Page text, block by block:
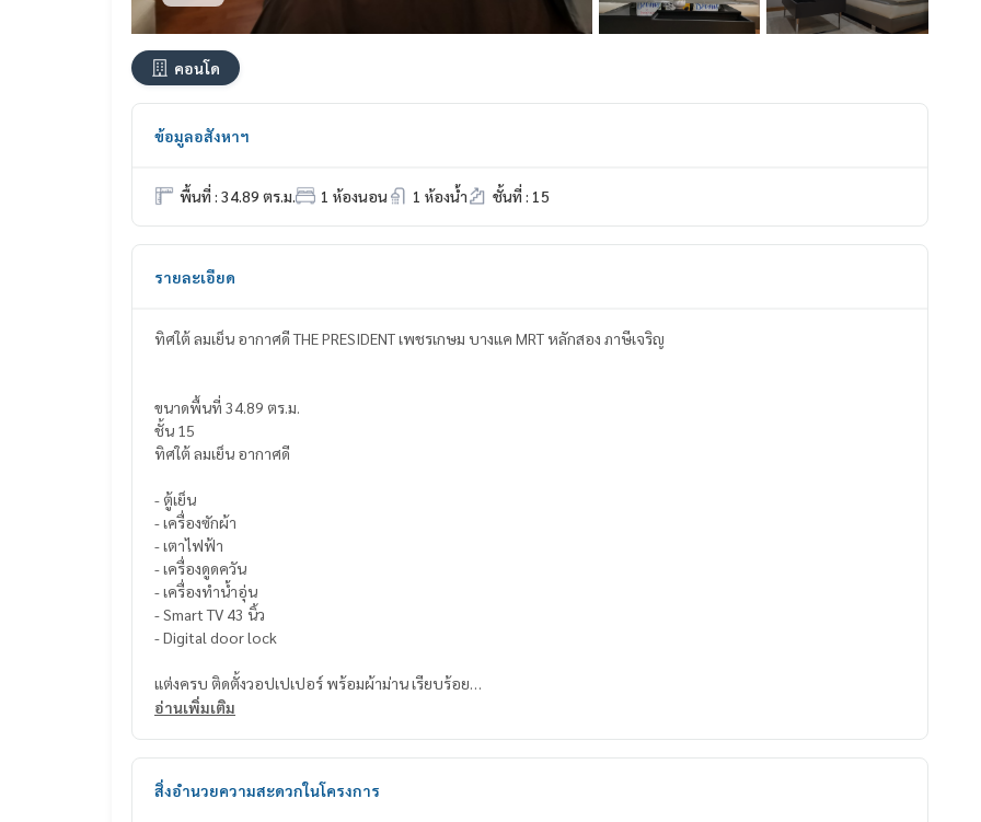
คอนโด
ข้อมูลอสังหาฯ
พื้นที่ : 34.89 ตร.ม. 1 ห้องนอน 1 ห้องน้ำ ชั้นที่ : 15
รายละเอียด
ทิศใต้ ลมเย็น อากาศดี THE PRESIDENT เพชรเกษม บางแค MRT หลักสอง ภาษีเจริญ
ขนาดพื้นที่ 34.89 ตร.ม.
ชั้น 15
ทิศใต้ ลมเย็น อากาศดี
- ตู้เย็น
- เครื่องซักผ้า
- เตาไฟฟ้า
- เครื่องดูดควัน
- เครื่องทำน้ำอุ่น
- Smart TV 43 นิ้ว
- Digital door lock
แต่งครบ ติดตั้งวอปเปเปอร์ พร้อมผ้าม่าน เรียบร้อย
- ที่นอน
อ่านเพิ่มเติม
สิ่งอำนวยความสะดวกในโครงการ